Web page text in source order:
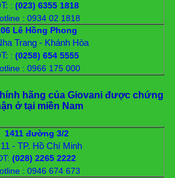
: (023) 6355 1818
: 0934 02 1818
Lê Hồng Phong
Trang - Khánh Hòa
: (0258) 654 5555
: 0966 175 000
hãng của Giovani được chứng
ở tại miền Nam
1411 đường 3/2
- TP. Hồ Chí Minh
:(028) 2265 2222
: 0946 674 673